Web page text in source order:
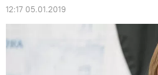
12:17 05.01.2019